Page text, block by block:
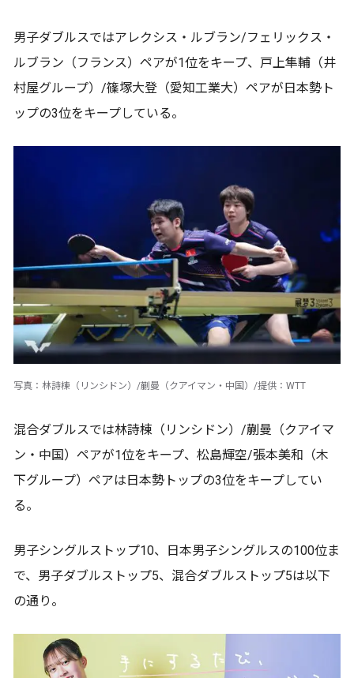
男子ダブルスではアレクシス・ルブラン/フェリックス・
ルブラン（フランス）ペアが1位をキープ、戸上隼輔（井
村屋グループ）/篠塚大登（愛知工業大）ペアが日本勢ト
ップの3位をキープしている。
写真：林詩棟（リンシドン）/蒯曼（クアイマン・中国）/提供：WTT
混合ダブルスでは林詩棟（リンシドン）/蒯曼（クアイマ
ン・中国）ペアが1位をキープ、松島輝空/張本美和（木
下グループ）ペアは日本勢トップの3位をキープしてい
る。
男子シングルストップ10、日本男子シングルスの100位ま
で、男子ダブルストップ5、混合ダブルストップ5は以下
の通り。